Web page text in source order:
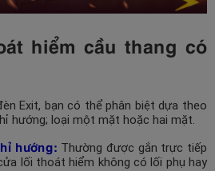
hiểm cầu thang có
Exit, bạn có thể phân biệt dựa theo
hướng; loại một mặt hoặc hai mặt.
hướng: Thường được gắn trực tiếp
lối thoát hiểm không có lối phụ hay